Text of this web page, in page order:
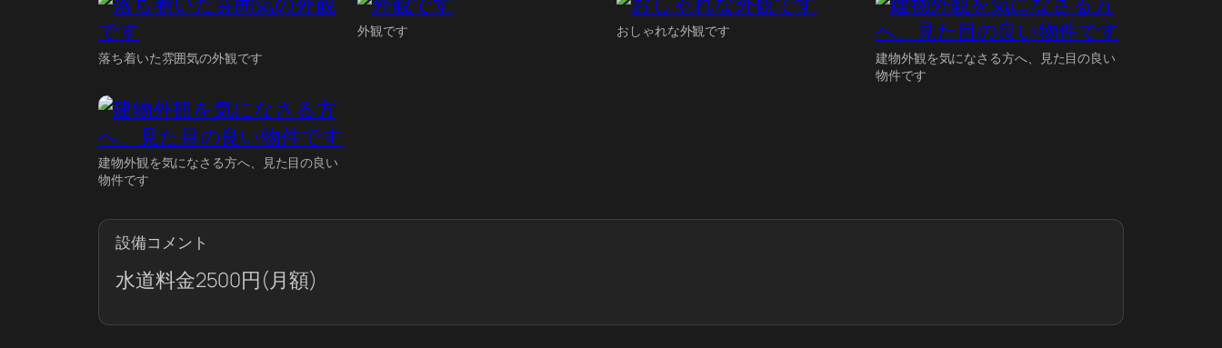
落ち着いた雰囲気の外観です
外観です
おしゃれな外観です
建物外観を気になさる方へ、見た目の良い
物件です
建物外観を気になさる方へ、見た目の良い
物件です
設備コメント
水道料金2500円(月額)